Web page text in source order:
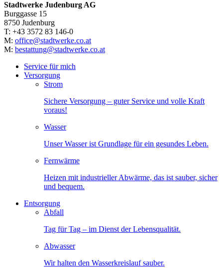
Stadtwerke Judenburg AG
Burggasse 15
8750 Judenburg
T: +43 3572 83 146-0
M: office@stadtwerke.co.at
M: bestattung@stadtwerke.co.at
Service für mich
Versorgung
Strom
Sichere Versorgung – guter Service und volle Kraft
voraus!
Wasser
Unser Wasser ist Grundlage für ein gesundes Leben.
Fernwärme
Heizen mit industrieller Abwärme, das ist sauber, sicher
und bequem.
Entsorgung
Abfall
Tag für Tag – im Dienst der Lebensqualität.
Abwasser
Wir halten den Wasserkreislauf sauber.